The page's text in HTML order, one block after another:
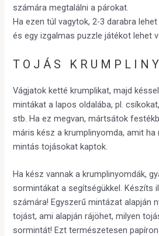
számára megtalálni a párokat.
Ha ezen túl vagytok, 2-3 darabra
és egy izgalmas puzzle játékot lehet
TOJÁS
Vágjatok ketté krumplikat, majd
mintákat a lapos oldalába, pl.
stb. Ha ez megvan, mártsátok
máris kész a krumplinyomda, amit ha
mintás tojásokat kaptok.
Ha kész vannak a krumplinyomdák,
sormintákat a segítségükkel. Készíts
számára! Egyszerű mintázat alapján
tojást, ami alapján rájöhet, milyen
sormintát! Ezt természetesen